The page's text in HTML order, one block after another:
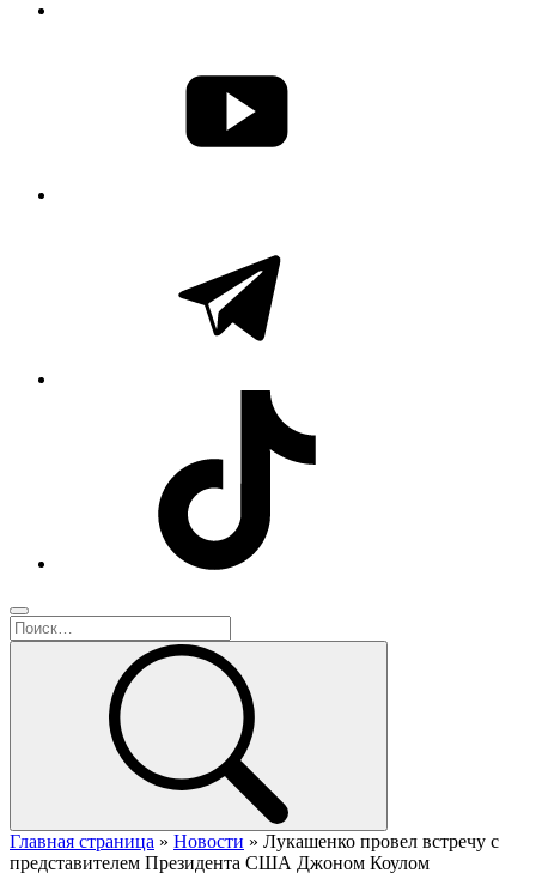
Главная страница » Новости » Лукашенко провел встречу с
представителем Президента США Джоном Коулом